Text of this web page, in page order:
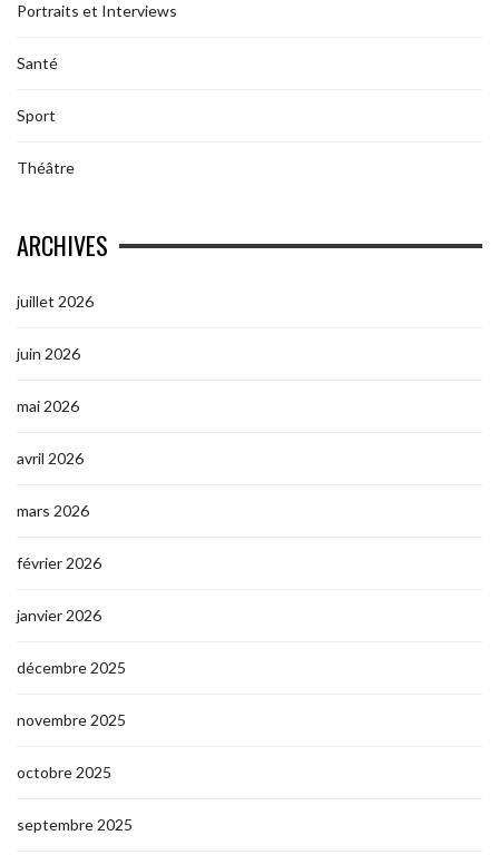
Portraits et Interviews
Santé
Sport
Théâtre
ARCHIVES
juillet 2026
juin 2026
mai 2026
avril 2026
mars 2026
février 2026
janvier 2026
décembre 2025
novembre 2025
octobre 2025
septembre 2025